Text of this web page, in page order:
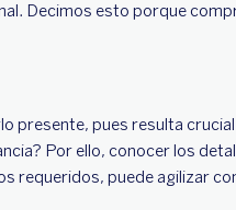
Decimos esto porque
presente, pues resulta
Por ello, conocer los
requeridos, puede agilizar